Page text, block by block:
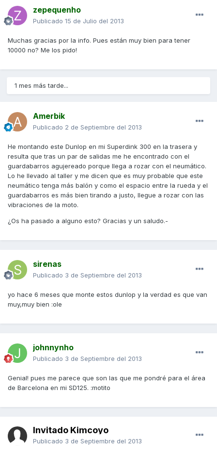
zepequenho
Publicado 15 de Julio del 2013
Muchas gracias por la info. Pues están muy bien para tener
10000 no? Me los pido!
1 mes más tarde...
Amerbik
Publicado 2 de Septiembre del 2013
He montando este Dunlop en mi Superdink 300 en la trasera y
resulta que tras un par de salidas me he encontrado con el
guardabarros agujereado porque llega a rozar con el neumático.
Lo he llevado al taller y me dicen que es muy probable que este
neumático tenga más balón y como el espacio entre la rueda y el
guardabarros es más bien tirando a justo, llegue a rozar con las
vibraciones de la moto.
¿Os ha pasado a alguno esto? Gracias y un saludo.-
sirenas
Publicado 3 de Septiembre del 2013
yo hace 6 meses que monte estos dunlop y la verdad es que van
muy,muy bien :ole
johnnynho
Publicado 3 de Septiembre del 2013
Genial! pues me parece que son las que me pondré para el área
de Barcelona en mi SD125. :motito
Invitado Kimcoyo
Publicado 3 de Septiembre del 2013